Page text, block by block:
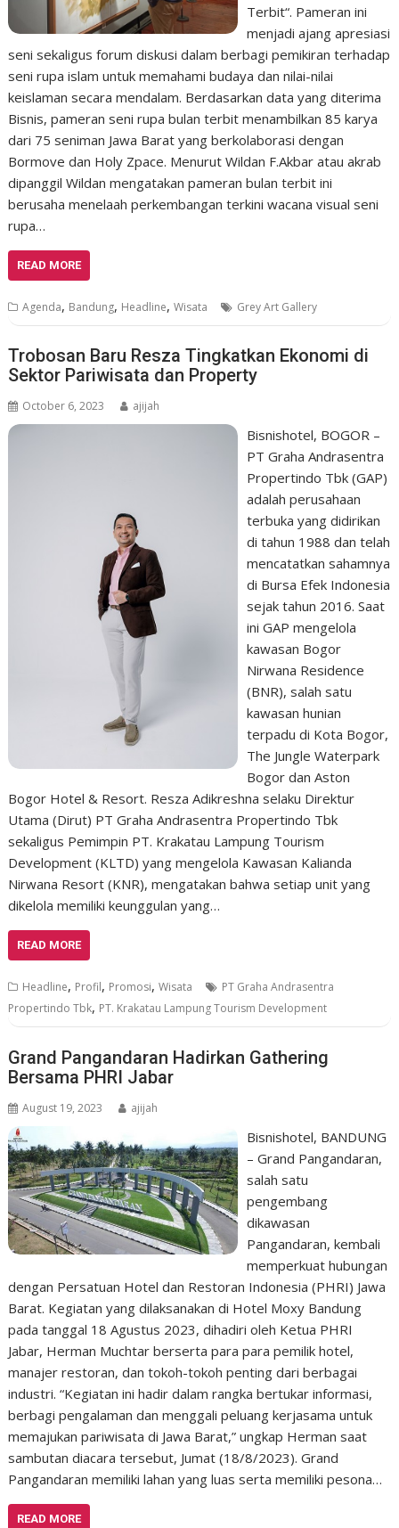
Terbit“. Pameran ini
menjadi ajang apresiasi
seni sekaligus forum diskusi dalam berbagi pemikiran terhadap
seni rupa islam untuk memahami budaya dan nilai-nilai
keislaman secara mendalam. Berdasarkan data yang diterima
Bisnis, pameran seni rupa bulan terbit menambilkan 85 karya
dari 75 seniman Jawa Barat yang berkolaborasi dengan
Bormove dan Holy Zpace. Menurut Wildan F.Akbar atau akrab
dipanggil Wildan mengatakan pameran bulan terbit ini
berusaha menelaah perkembangan terkini wacana visual seni
rupa…
READ MORE
Agenda, Bandung, Headline,Wisata Grey Art Gallery
Trobosan Baru Resza Tingkatkan Ekonomi di
Sektor Pariwisata dan Property
October 6, 2023 ajijah
Bisnishotel, BOGOR –
PT Graha Andrasentra
Propertindo Tbk (GAP)
adalah perusahaan
terbuka yang didirikan
di tahun 1988 dan telah
mencatatkan sahamnya
di Bursa Efek Indonesia
sejak tahun 2016. Saat
ini GAP mengelola
kawasan Bogor
Nirwana Residence
(BNR), salah satu
kawasan hunian
terpadu di Kota Bogor,
The Jungle Waterpark
Bogor dan Aston
Bogor Hotel & Resort. Resza Adikreshna selaku Direktur
Utama (Dirut) PT Graha Andrasentra Propertindo Tbk
sekaligus Pemimpin PT. Krakatau Lampung Tourism
Development (KLTD) yang mengelola Kawasan Kalianda
Nirwana Resort (KNR), mengatakan bahwa setiap unit yang
dikelola memiliki keunggulan yang…
READ MORE
Headline, Profil, Promosi,Wisata
PT Graha Andrasentra
Propertindo Tbk, PT. Krakatau Lampung Tourism Development
Grand Pangandaran Hadirkan Gathering
Bersama PHRI Jabar
August 19, 2023 ajijah
Bisnishotel, BANDUNG
– Grand Pangandaran,
salah satu
pengembang
dikawasan
Pangandaran, kembali
memperkuat hubungan
dengan Persatuan Hotel dan Restoran Indonesia (PHRI) Jawa
Barat. Kegiatan yang dilaksanakan di Hotel Moxy Bandung
pada tanggal 18 Agustus 2023, dihadiri oleh Ketua PHRI
Jabar, Herman Muchtar berserta para para pemilik hotel,
manajer restoran, dan tokoh-tokoh penting dari berbagai
industri. “Kegiatan ini hadir dalam rangka bertukar informasi,
berbagi pengalaman dan menggali peluang kerjasama untuk
memajukan pariwisata di Jawa Barat,” ungkap Herman saat
sambutan diacara tersebut, Jumat (18/8/2023). Grand
Pangandaran memiliki lahan yang luas serta memiliki pesona…
READ MORE